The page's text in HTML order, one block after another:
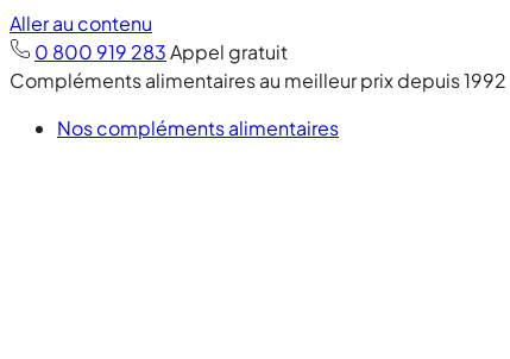
Aller au contenu
0 800 919 283Appel gratuit
Compléments alimentaires au meilleur prix depuis 1992
Nos compléments alimentaires